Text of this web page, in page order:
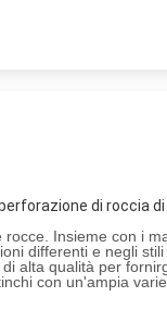
di roccia di
Insieme con i
differenti e negli
alta qualità per
con un'ampia